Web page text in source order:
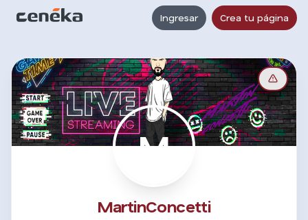
Ingresar Crea tu página
M
MartinConcetti